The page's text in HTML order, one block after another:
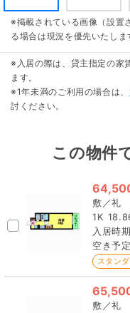
※掲載されている画像（設置
る場合は現況を優先いたしま
※入居の際は、貸主指定の家
ます。
※1年未満のご利用の場合は、
討ください。
この物件
1K
空き予定
スタン